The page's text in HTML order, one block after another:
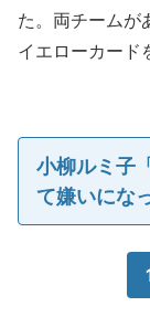
た。両チームが
イエローカード
小柳ルミ子
て嫌いにな